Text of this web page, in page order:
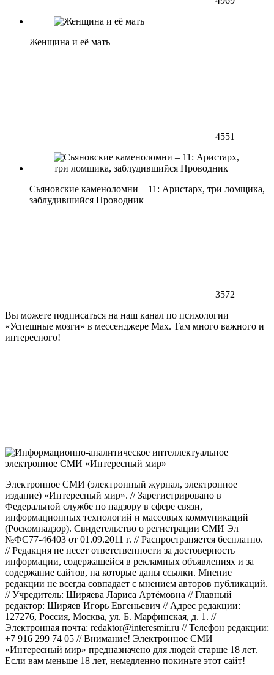
Женщина и её мать
4551
Сьяновские каменоломни – 11: Аристарх, три ломщика,
заблудившийся Проводник
3572
Вы можете подписаться на наш канал по психологии
«Успешные мозги» в мессенджере Max. Там много важного и
интересного!
Электронное СМИ (электронный журнал, электронное
издание) «Интересный мир». // Зарегистрировано в
Федеральной службе по надзору в сфере связи,
информационных технологий и массовых коммуникаций
(Роскомнадзор). Свидетельство о регистрации СМИ Эл
№ФС77-46403 от 01.09.2011 г. // Распространяется бесплатно.
// Редакция не несет ответственности за достоверность
информации, содержащейся в рекламных объявлениях и за
содержание сайтов, на которые даны ссылки. Мнение
редакции не всегда совпадает с мнением авторов публикаций.
// Учредитель: Ширяева Лариса Артёмовна // Главный
редактор: Ширяев Игорь Евгеньевич // Адрес редакции:
127276, Россия, Москва, ул. Б. Марфинская, д. 1. //
Электронная почта: redaktor@interesmir.ru // Телефон редакции:
+7 916 299 74 05 // Внимание! Электронное СМИ
«Интересный мир» предназначено для людей старше 18 лет.
Если вам меньше 18 лет, немедленно покиньте этот сайт!